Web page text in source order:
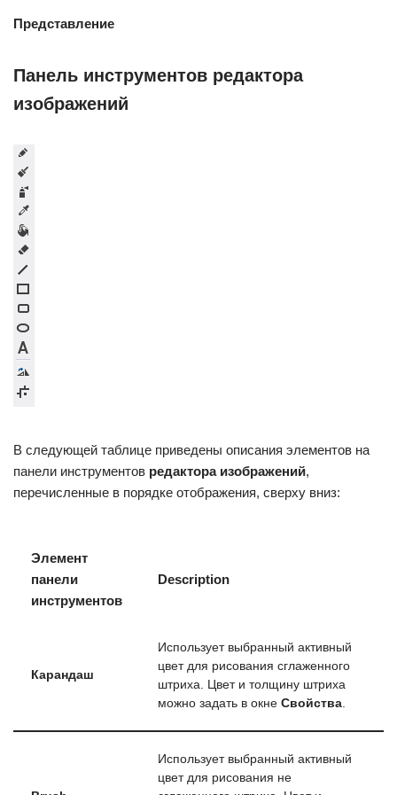
Представление
Панель инструментов редактора
изображений
В следующей таблице приведены описания элементов на
панели инструментов редактора изображений,
перечисленные в порядке отображения, сверху вниз:
Элемент
панели
инструментов
Description
Карандаш
Использует выбранный активный
цвет для рисования сглаженного
штриха. Цвет и толщину штриха
можно задать в окне Свойства
Использует выбранный активный
цвет для рисования не